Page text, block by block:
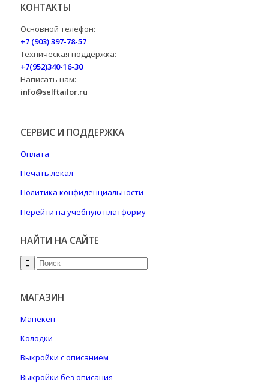
КОНТАКТЫ
Основной телефон:
+7 (903) 397-78-57
Техническая поддержка:
+7(952)340-16-30
Написать нам:
info@selftailor.ru
СЕРВИС И ПОДДЕРЖКА
Оплата
Печать лекал
Политика конфиденциальности
Перейти на учебную платформу
НАЙТИ НА САЙТЕ
МАГАЗИН
Манекен
Колодки
Выкройки с описанием
Выкройки без описания